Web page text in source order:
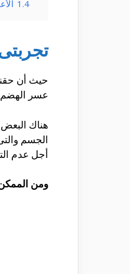
1.4
حيث أن
عسر الهضم
هناك
الجسم
أجل عدم
ومن